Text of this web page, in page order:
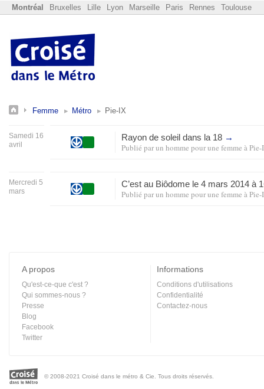
Montréal Bruxelles Lille Lyon Marseille Paris Rennes Toulouse
Femme Métro Pie-IX
Samedi 16
avril
Rayon de soleil dans la 18 →
Publié parun homme pour une femme à
Mercredi 5
mars
C’est au Biôdome le 4 mars 2014 à
Publié parun homme pour une femme à
A propos
Qu'est-ce-que c'est ?
Qui sommes-nous ?
Presse
Blog
Facebook
Twitter
Informations
Conditions d'utilisations
Confidentialité
Contactez-nous
© 2008-2021 Croisé dans le métro & Cie. Tous droits réservés.